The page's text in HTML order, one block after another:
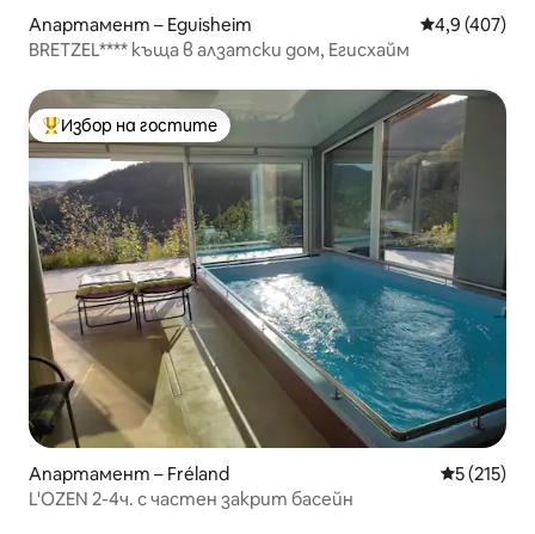
Апартамент – Eguisheim Средна
4,9 (407)
BRETZEL**** къща в алзатски дом, Егисхайм
Най-популярен избор на гостите
Избор на гостите
Апартамент – Fréland Средна
5 (215)
L'OZEN 2-4ч. с частен закрит басейн